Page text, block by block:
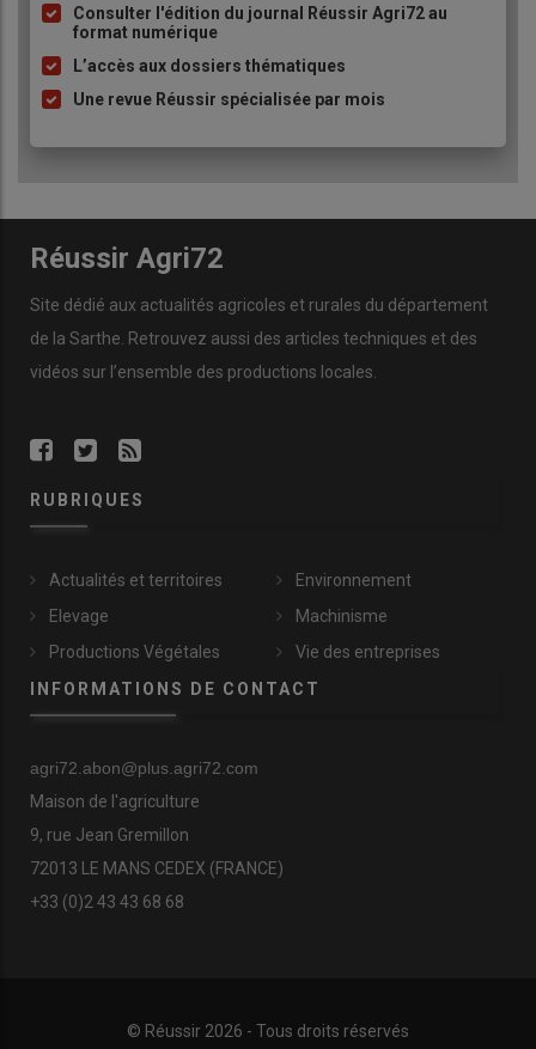
à
puce
Consulter l'édition du journal Réussir Agri72 au
format numérique
L’accès aux dossiers thématiques
Une revue Réussir spécialisée par mois
Réussir Agri72
Site dédié aux actualités agricoles et rurales du département
de la Sarthe. Retrouvez aussi des articles techniques et des
vidéos sur l’ensemble des productions locales.
RUBRIQUES
Actualités et territoires
Elevage
Productions Végétales
Environnement
Machinisme
Vie des entreprises
INFORMATIONS DE CONTACT
agri72.abon@plus.agri72.com
Maison de l'agriculture
9, rue Jean Gremillon
72013 LE MANS CEDEX (FRANCE)
+33 (0)2 43 43 68 68
© Réussir 2026 - Tous droits réservés